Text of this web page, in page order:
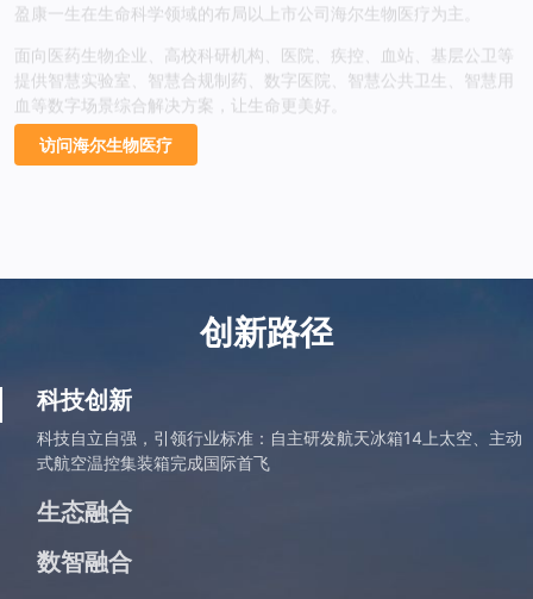
盈康一生在生命科学领域的布局以上市公司海尔生物医疗为主。
面向医药生物企业、高校科研机构、医院、疾控、血站、基层公卫等
提供智慧实验室、智慧合规制药、数字医院、智慧公共卫生、智慧用
血等数字场景综合解决方案，让生命更美好。
访问海尔生物医疗
创新路径
科技创新
科技自立自强，引领行业标准：自主研发航天冰箱14上太空、主动
式航空温控集装箱完成国际首飞
生态融合
数智融合